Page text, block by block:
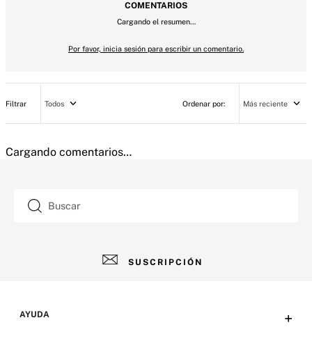
COMENTARIOS
Cargando el resumen…
Por favor, inicia sesión para escribir un comentario.
Más reciente
Todos
Cargando comentarios…
Buscar
SUSCRIPCIÓN
AYUDA +